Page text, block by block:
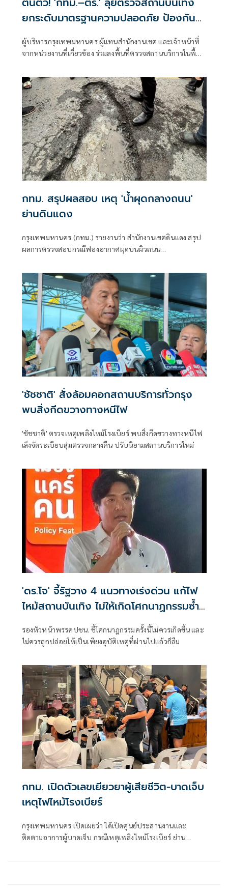
ยกระดับมาตรฐานความปลอดภัย ป้องกัน
ผู้บริหารกรุงเทพมหานคร ผู้แทนสำนักงานเขต และเจ้าหน้าที่
จากหน่วยงานที่เกี่ยวข้อง ร่วมลงพื้นที่ตรวจสถานบริการในพื้นที่
ปลอดภัย
กทม. สรุปผลสอบ เหตุ 'น้ำผุดกลางถนน'
ย่านดินแดง
กรุงเทพมหานคร (กทม.) รายงานว่า สำนักงานเขตดินแดง สรุป
ผลการตรวจสอบกรณีฟองอากาศผุดบนผิวถนน
'ชัชชาติ' สั่งล้อมคอกสถานบริการทั่วกรุง
พบสิ่งกีดขวางทางหนีไฟ
'ชัชชาติ' ตรวจเหตุเพลิงไหม้โรงเบียร์ พบสิ่งกีดขวางทางหนีไฟ
เล็งจัดระเบียบสุ่มตรวจกลางคืน ปรับนิยามสถานบริการใหม่
'ดร.โจ' จี้รัฐวาง 4 แนวทางเร่งด่วน แก้ไฟ
ไหม้สถานบันเทิง ไม่ให้เกิดโศกนาฏกรรมซ้ำ
รองหัวหน้าพรรคปชน. ชี้โศกนาฏกรรมครั้งนี้ไม่ควรเกิดขึ้น และ
ไม่ควรถูกปล่อยให้เป็นเพียงอุบัติเหตุที่ผ่านไปแล้วก็ลืม
กทม. เปิดตัวเลขเยียวยาผู้เสียชีวิต-บาดเจ็บ
เหตุไฟไหม้โรงเบียร์
กรุงเทพมหานคร เปิดเผยว่า ได้เปิดศุนย์ประสานงานและ
ติดตามอาการผู้บาดเจ็บ กรณีเหตุเพลิงไหม้โรงเบียร์ ย่าน